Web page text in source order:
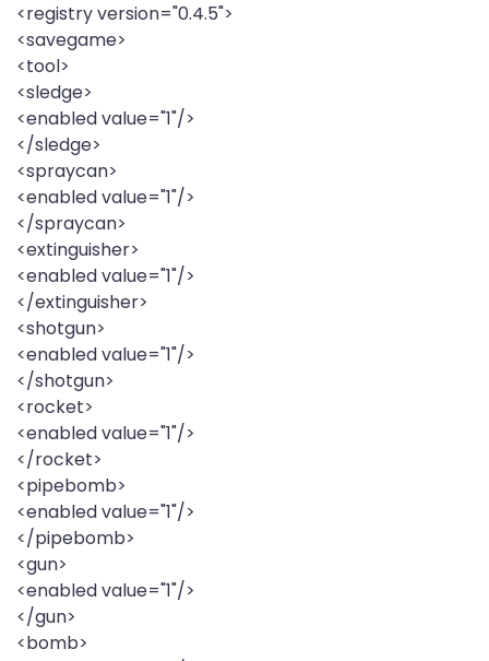
<registry version="0.4.5">
<savegame>
<tool>
<sledge>
<enabled value="1"/>
</sledge>
<spraycan>
<enabled value="1"/>
</spraycan>
<extinguisher>
<enabled value="1"/>
</extinguisher>
<shotgun>
<enabled value="1"/>
</shotgun>
<rocket>
<enabled value="1"/>
</rocket>
<pipebomb>
<enabled value="1"/>
</pipebomb>
<gun>
<enabled value="1"/>
</gun>
<bomb>